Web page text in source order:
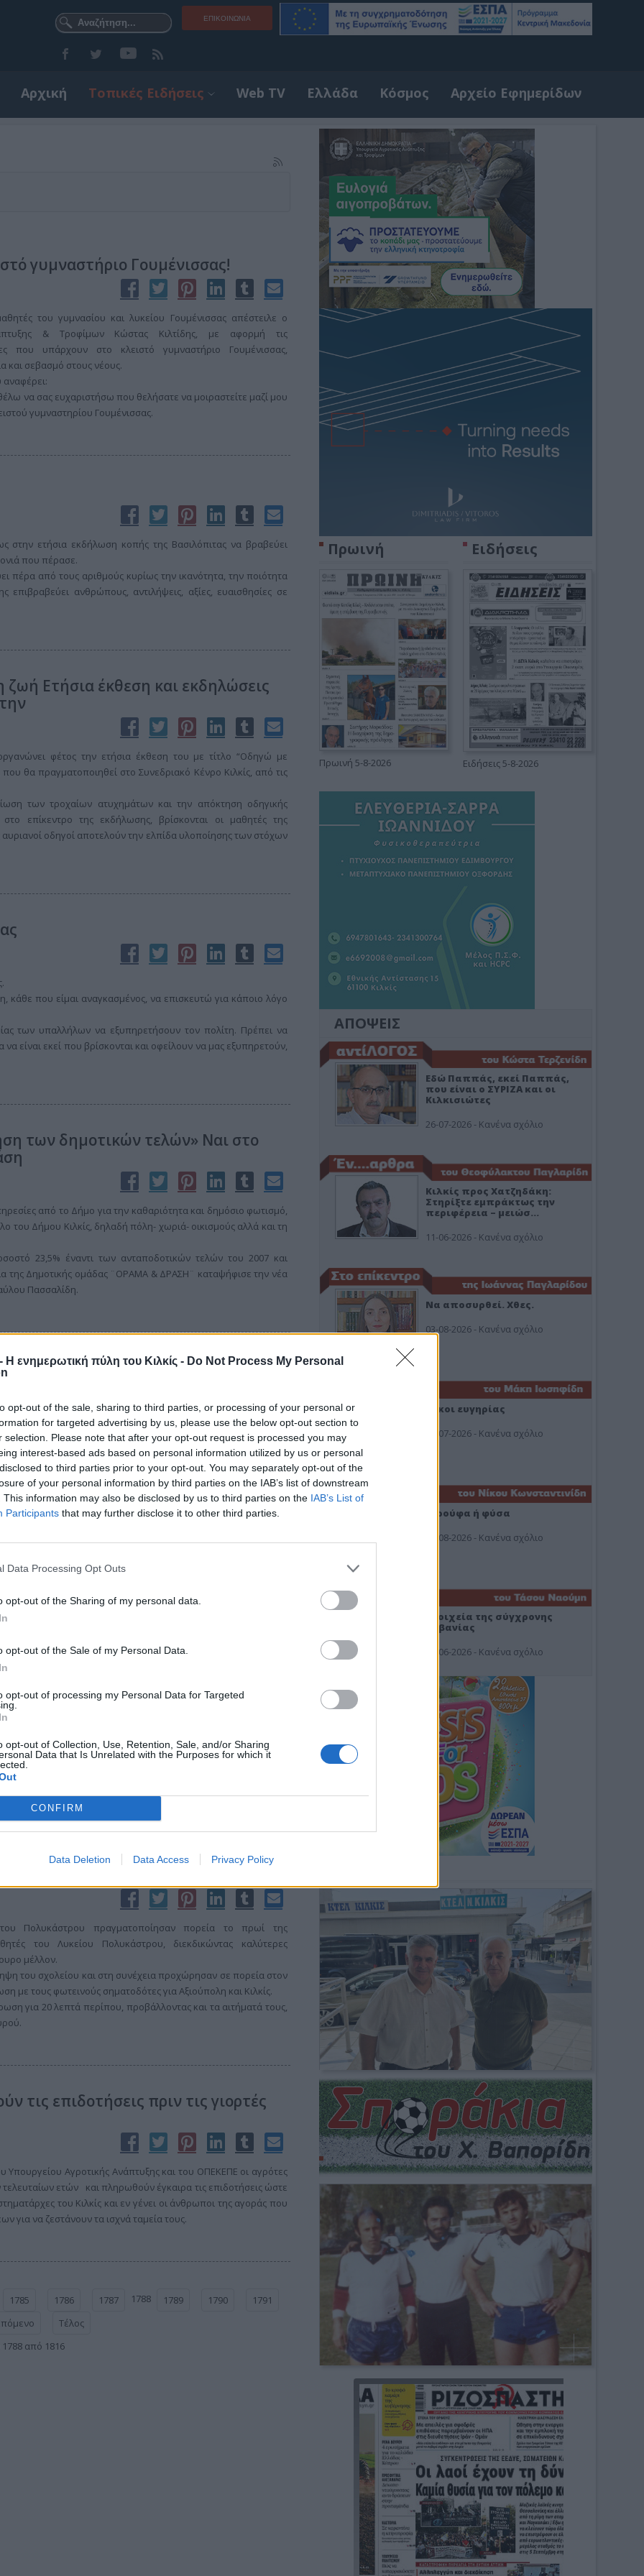
Η ενημερωτική πύλη του Κιλκίς - Do Not Process My Personal
opt-out of the sale, sharing to third parties, or processing of your personal or
for targeted advertising by us, please use the below opt-out section to
selection. Please note that after your opt-out request is processed you may
interest-based ads based on personal information utilized by us or personal
to third parties prior to your opt-out. You may separately opt-out of the
of your personal information by third parties on the IAB’s list of downstream
This information may also be disclosed by us to third parties on the IAB’s List of
Participants that may further disclose it to other third parties.
Data Processing Opt Outs
opt-out of the Sharing of my personal data.
opt-out of the Sale of my Personal Data.
opt-out of processing my Personal Data for Targeted
opt-out of Collection, Use, Retention, Sale, and/or Sharing
Data that Is Unrelated with the Purposes for which it
CONFIRM
Data Deletion Data Access Privacy Policy
ΕΠΙΚΟΙΝΩΝΊΑ
Αρχική Τοπικές Ειδήσεις Web TV Ελλάδα Κόσμος Αρχείο Εφημερίδων
γυμναστήριο Γουμένισσας!
του γυμνασίου και λυκείου Γουμένισσας απέστειλε ο
& Τροφίμων Κώστας Κιλτίδης, με αφορμή τις
που υπάρχουν στο κλειστό γυμναστήριο Γουμένισσας,
και σεβασμό στους νέους.
αναφέρει:
να σας ευχαριστήσω που θελήσατε να μοιραστείτε μαζί μου
γυμναστηρίου Γουμένισσας.
στην ετήσια εκδήλωση κοπής της Βασιλόπιτας να βραβεύει
που πέρασε.
πέρα από τους αριθμούς κυρίως την ικανότητα, την ποιότητα
ανθρώπους, αντιλήψεις, αξίες, ευαισθησίες σε
Ετήσια έκθεση και εκδηλώσεις
φέτος την ετήσια έκθεση του με τίτλο “Οδηγώ με
θα πραγματοποιηθεί στο Συνεδριακό Κένρο Κιλκίς, από τις
των τροχαίων ατυχημάτων και την απόκτηση οδηγικής
επίκεντρο της εκδήλωσης, βρίσκονται οι μαθητές της
οδηγοί αποτελούν την ελπίδα υλοποίησης των στόχων
κάθε που είμαι αναγκασμένος, να επισκευτώ για κάποιο λόγο
των υπαλλήλων να εξυπηρετήσουν τον πολίτη. Πρέπει να
είναι εκεί που βρίσκονται και οφείλουν να μας εξυπηρετούν,
των δημοτικών τελών» Ναι στο
από το Δήμο για την καθαριότητα και δημόσιο φωτισμό,
του Δήμου Κιλκίς, δηλαδή πόλη- χωριά- οικισμούς αλλά και τη
23,5% έναντι των ανταποδοτικών τελών του 2007 και
της Δημοτικής ομάδας ¨ΟΡΑΜΑ & ΔΡΑΣΗ¨ καταψήφισε την νέα
Πασσαλίδη.
για τους μετανάστες
Δημόσιας Διοίκησης και Αποκέντρωσης (ΥΠΕΣΔΔΑ), το
και κοινωνική ένταξη των υπηκόων τρίτων χωρών που
ΕΣΤΙΑ».
και του δώρου στους
δώρων Χριστουγέννων για το 2007 αποφάσισε για τέταρτη
πρόταση του διοικητή, Γιώργου Βερναδάκη, στο πλαίσιο της
από Δ’ ΚΠ
Πρόγραμμα Μακεδονίας – Θράκης, στο πλαίσιο του στόχου
Μακεδονίας και Ανατολικής Μακεδονίας – Θράκης (Ε(2007)
Πολυκάστρου πραγματοποίησαν πορεία το πρωί της
του Λυκείου Πολυκάστρου, διεκδικώντας καλύτερες
μέλλον.
του σχολείου και στη συνέχεια προχώρησαν σε πορεία στον
με τους φωτεινούς σηματοδότες για Αξιούπολη και Κιλκίς.
για 20 λεπτά περίπου, προβάλλοντας και τα αιτήματά τους,
τις επιδοτήσεις πριν τις γιορτές
Υπουργείου Αγροτικής Ανάπτυξης και του ΟΠΕΚΕΠΕ οι αγρότες
ετών και πληρωθούν έγκαιρα τις επιδοτήσεις ώστε
του Κιλκίς και εν γένει οι άνθρωποι της αγοράς που
για να ζεστάνουν τα ισχνά ταμεία τους.
1785 1786 1787 1788 1789 1790
1791
Τέλος
1788 από 1816
Πρωινή
Πρωινή 5-8-2026
Ειδήσεις
Ειδήσεις 5-8-2026
ΑΠΟΨΕΙΣ
Εδώ Παππάς, εκεί Παππάς,
που είναι ο ΣΥΡΙΖΑ και οι
Κιλκισιώτες
26-07-2026 - Κανένα σχόλιο
Κιλκίς προς Χατζηδάκη:
Στηρίξτε εμπράκτως την
περιφέρεια – μειώσ…
11-06-2026 - Κανένα σχόλιο
Να αποσυρθεί. Χθες.
03-08-2026 - Κανένα σχόλιο
Οίκοι ευγηρίας
24-07-2026 - Κανένα σχόλιο
Ή ρούφα ή φύσα
03-08-2026 - Κανένα σχόλιο
Στοιχεία της σύγχρονης
Αλβανίας
19-06-2026 - Κανένα σχόλιο